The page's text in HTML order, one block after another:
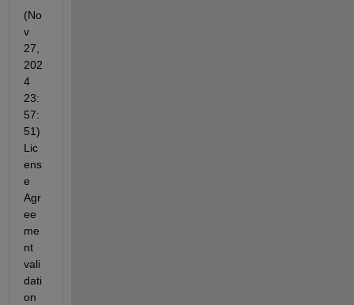
(No
v
27,
202
4
23:
57:
51)
Lic
ens
e
Agr
ee
me
nt
vali
dati
on